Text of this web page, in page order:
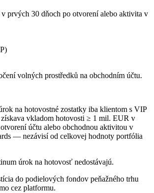
prvých 30 dňoch po otvorení alebo aktivita v
volných prostředků na obchodním účtu.
na hotovostné zostatky iba klientom s VIP
získava vkladom hotovosti ≥ 1 mil. EUR v
účtu alebo obchodnou aktivitou v
— nezávisí od celkovej hodnoty portfólia
úrok na hotovosť nedostávajú.
do podielových fondov peňažného trhu
cez platformu.